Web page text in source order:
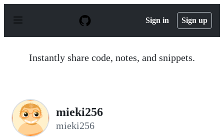
p
Sign in Sign up
Instantly share code, notes, and snippets.
mieki256
mieki256